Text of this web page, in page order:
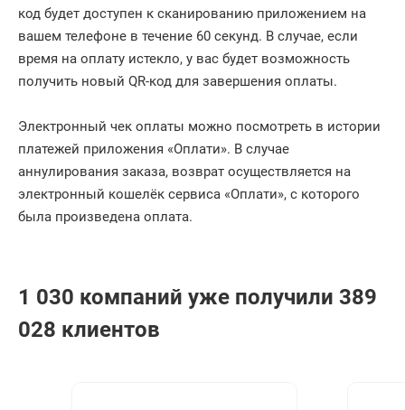
код будет доступен к сканированию приложением на
вашем телефоне в течение 60 секунд. В случае, если
время на оплату истекло, у вас будет возможность
получить новый QR-код для завершения оплаты.
Электронный чек оплаты можно посмотреть в истории
платежей приложения «Оплати». В случае
аннулирования заказа, возврат осуществляется на
электронный кошелёк сервиса «Оплати», с которого
была произведена оплата.
1 030 компаний уже получили 389
028 клиентов